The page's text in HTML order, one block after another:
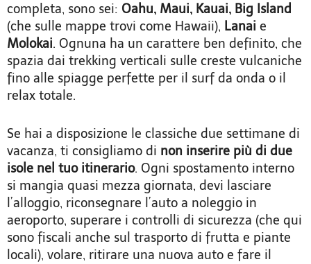
completa, sono sei: Oahu, Maui, Kauai, Big Island
(che sulle mappe trovi come Hawaii), Lanai e
Molokai. Ognuna ha un carattere ben definito, che
spazia dai trekking verticali sulle creste vulcaniche
fino alle spiagge perfette per il surf da onda o il
relax totale.
Se hai a disposizione le classiche due settimane di
vacanza, ti consigliamo di non inserire più di due
isole nel tuo itinerario. Ogni spostamento interno
si mangia quasi mezza giornata, devi lasciare
l’alloggio, riconsegnare l’auto a noleggio in
aeroporto, superare i controlli di sicurezza (che qui
sono fiscali anche sul trasporto di frutta e piante
locali), volare, ritirare una nuova auto e fare il